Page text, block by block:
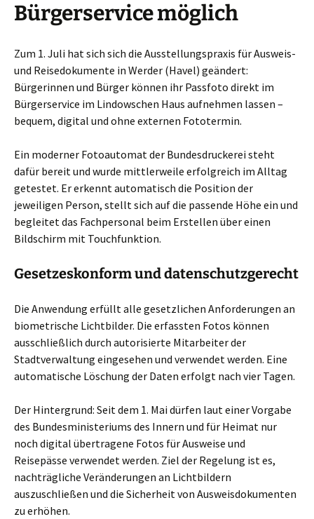
Bürgerservice möglich
Zum 1. Juli hat sich sich die Ausstellungspraxis für Ausweis-
und Reisedokumente in Werder (Havel) geändert:
Bürgerinnen und Bürger können ihr Passfoto direkt im
Bürgerservice im Lindowschen Haus aufnehmen lassen –
bequem, digital und ohne externen Fototermin.
Ein moderner Fotoautomat der Bundesdruckerei steht
dafür bereit und wurde mittlerweile erfolgreich im Alltag
getestet. Er erkennt automatisch die Position der
jeweiligen Person, stellt sich auf die passende Höhe ein und
begleitet das Fachpersonal beim Erstellen über einen
Bildschirm mit Touchfunktion.
Gesetzeskonform und datenschutzgerecht
Die Anwendung erfüllt alle gesetzlichen Anforderungen an
biometrische Lichtbilder. Die erfassten Fotos können
ausschließlich durch autorisierte Mitarbeiter der
Stadtverwaltung eingesehen und verwendet werden. Eine
automatische Löschung der Daten erfolgt nach vier Tagen.
Der Hintergrund: Seit dem 1. Mai dürfen laut einer Vorgabe
des Bundesministeriums des Innern und für Heimat nur
noch digital übertragene Fotos für Ausweise und
Reisepässe verwendet werden. Ziel der Regelung ist es,
nachträgliche Veränderungen an Lichtbildern
auszuschließen und die Sicherheit von Ausweisdokumenten
zu erhöhen.